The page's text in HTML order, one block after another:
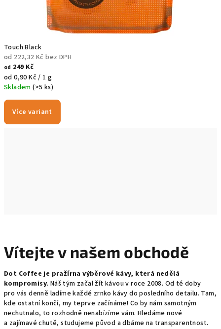
Touch Black
od 222,32 Kč bez DPH
od 249 Kč
Měrná
cena:
od 0,90 Kč / 1 g
Skladem(>5 ks)
Více variant
Vítejte v našem obchodě
Dot Coffee je pražírna výběrové kávy, která nedělá
kompromisy. Náš tým začal žít kávou v roce 2008. Od té doby
pro vás denně ladíme každé zrnko kávy do posledního detailu. Tam,
kde ostatní končí, my teprve začínáme! Co by nám samotným
nechutnalo, to rozhodně nenabízíme vám. Hledáme nové
a zajímavé chutě, studujeme původ a dbáme na transparentnost.